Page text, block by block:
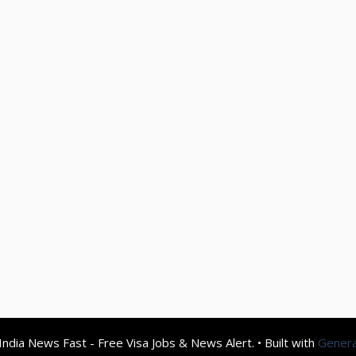
News Fast - Free Visa Jobs & News Alert. • Built with